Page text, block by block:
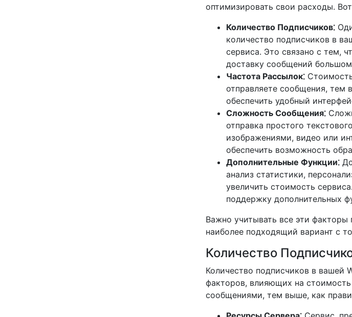
оптимизировать свои расходы.
Количество Подписчиков⁚
количество подписчиков в
сервиса. Это связано с тем,
доставку сообщений
Частота Рассылок⁚
отправляете сообщения, тем
обеспечить удобный
Сложность Сообщения⁚
отправка простого
изображениями, видео или
обеспечить возможность
Дополнительные Функции⁚
анализ статистики,
увеличить стоимость
поддержку дополнительных
Важно учитывать все эти
наиболее подходящий вариант с
Количество
Количество подписчиков в вашей
факторов, влияющих на
сообщениями, тем выше, как